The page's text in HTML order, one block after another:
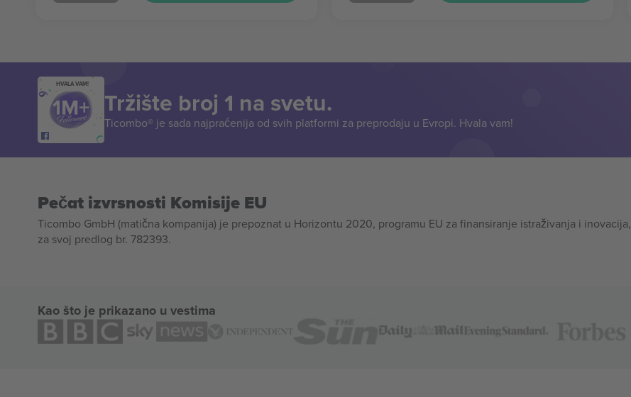
HVALA VAM!
Tržište broj 1 na svetu.
Ticombo® je sada najpraćenija od svih platformi za preprodaju u Evropi. Hvala vam!
Pečat izvrsnosti Komisije EU
Ticombo GmbH (matična kompanija) je prepoznat u Horizontu 2020, programu EU za finansiranje istraživanja i inovacija,
za svoj predlog br. 782393.
Kao što je prikazano u vestima